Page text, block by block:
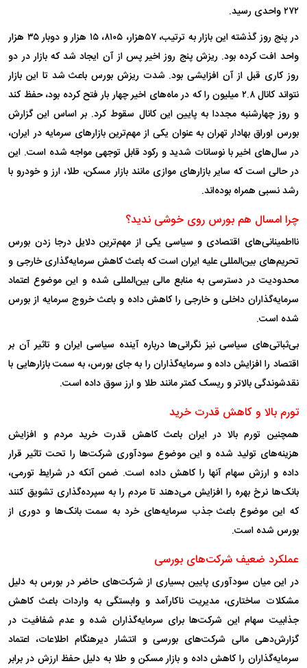
۲۷۲ واحدی رسید.
در پنج روز گذشته این بازار به ترتیب، ۵۷هزار، ۸۱۰۵، ۱۵ هزار و دوبار ۳۵ هزار
واحد افت کرده بود. ریزش پنج روز اخیر پس از آن ایجاد شد که بازار در دو
روز کاری قبل از آن افزایشی بود. شدت ریزش بورس باعث شد تا این بازار
نتواند کانال ۲.۸ میلیون را که در ماه‌های اخیر چهار بار فتح کرده بود، حفظ کند
و روز چهارشنبه مجددا به پایین این کانال سقوط کرد. بر اساس این گزارش
بورس اوراق بهادار تهران به عنوان یکی از مهم‌ترین بازار‌های سرمایه در ایران،
در سال‌های اخیر با نوسانات شدید و رکود قابل توجهی مواجه شده است. این
در حالی است که سایر بازار‌های موازی مانند بازار مسکن، طلا، ارز و خودرو با
رشد نسبی همراه بوده‌اند.
چرا امسال هم بورس روی خوشی ندید؟
نااطمینانی‌های اقتصادی و سیاسی یکی از مهم‌ترین دلایل درجا زدن بورس
تحریم‌های بین‌المللی علیه ایران است که باعث کاهش سرمایه‌گذاری خارجی و
محدودیت در دسترسی به منابع مالی بین‌المللی شده و این موضوع اعتماد
سرمایه‌گذاران داخلی و خارجی را کاهش داده و باعث خروج سرمایه از بورس
شده است.
بی‌ثباتی‌های سیاسی نیز نگرانی‌ها درباره آینده سیاسی ایران و تاثیر آن بر
اقتصاد را افزایش داده و سرمایه‌گذاران را به جای بورس، به سمت بازار‌هایی با
نقدشوندگی بالاتر و ریسک کمتر مانند طلا و ارز سوق داده است.
تورم بالا و کاهش قدرت خرید
همچنین تورم بالا در ایران باعث کاهش قدرت خرید مردم و افزایش
هزینه‌های تولید شده و این موضوع سودآوری شرکت‌ها را تحت تاثیر قرار
داده و ارزش سهام آنها را کاهش داده است. ضمن آنکه در شرایط تورمی،
بانک‌ها نرخ بهره را افزایش می‌دهند تا مردم را به سپرده‌گذاری تشویق کنند
که این موضوع باعث جذب سرمایه‌های خرد به سمت بانک‌ها و دوری از
بورس شده است.
عملکرد ضعیف شرکت‌های بورسی
در این میان سودآوری پایین بسیاری از شرکت‌های حاضر در بورس به دلیل
مشکلات ساختاری، مدیریت ناکارآمد و وابستگی به واردات باعث کاهش
جذابیت سهام این شرکت‌ها برای سرمایه‌گذاران شده و عدم شفافیت در
گزارش‌دهی مالی شرکت‌های بورسی و انتشار دیرهنگام اطلاعات، اعتماد
سرمایه‌گذاران را کاهش داده و بازار مسکن و طلا به دلیل حفظ ارزش در برابر